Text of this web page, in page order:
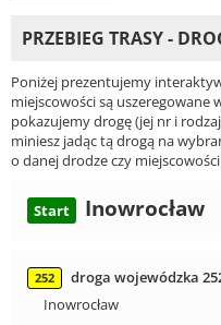
PRZEBIEG TRASY -
Poniżej prezentujemy
miejscowości są uszeregowane
pokazujemy drogę (jej nr i
miniesz jadąc tą drogą na
o danej drodze czy
Start Inowrocław
252
droga wojewódzka
Inowrocław